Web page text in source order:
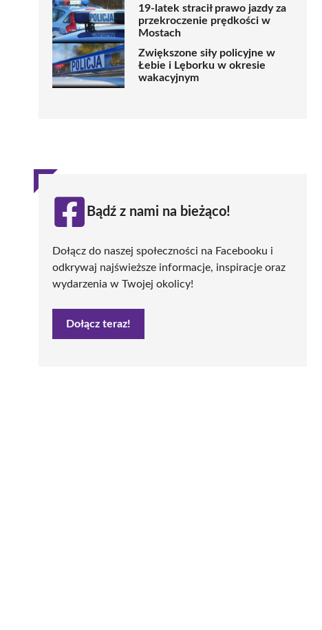
19-latek stracił prawo jazdy za
przekroczenie prędkości w
Mostach
Zwiększone siły policyjne w
Łebie i Lęborku w okresie
wakacyjnym
Bądź z nami na bieżąco!
Dołącz do naszej społeczności na Facebooku i
odkrywaj najświeższe informacje, inspiracje oraz
wydarzenia w Twojej okolicy!
Dołącz teraz!